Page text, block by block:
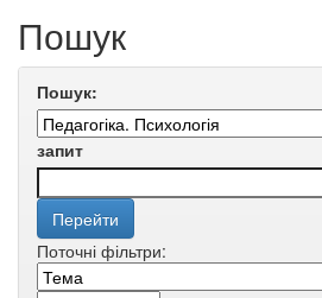
Пошук
Пошук:
запит
Поточні фільтри: